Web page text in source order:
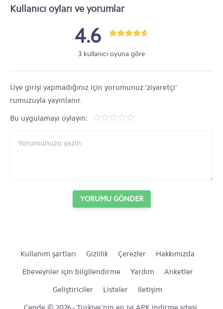
Kullanıcı oyları ve yorumlar
4.6
3 kullanıcı oyuna göre
Üye girişi yapmadığınız için yorumunuz 'ziyaretçi'
rumuzuyla yayınlanır.
Bu uygulamayı oylayın:
YORUMU GÖNDER
Kullanım şartları Gizlilik Çerezler
Hakkımızda
Ebeveynler için bilgilendirme
Yardım
Anketler
Geliştiriciler
Listeler
İletişim